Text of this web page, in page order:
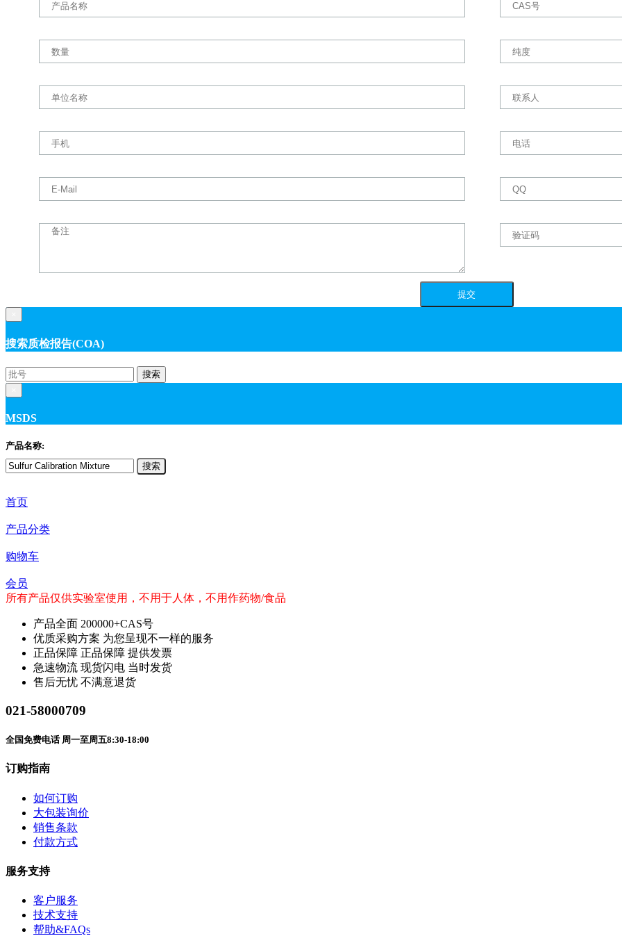
搜索质检报告(COA)
搜索
MSDS
产品名称:
搜索
首页
产品分类
购物车
会员
所有产品仅供实验室使用，不用于人体，不用作药物/食品
产品全面 200000+CAS号
优质采购方案 为您呈现不一样的服务
正品保障 正品保障 提供发票
急速物流 现货闪电 当时发货
售后无忧 不满意退货
021-58000709
全国免费电话 周一至周五8:30-18:00
订购指南
如何订购
大包装询价
销售条款
付款方式
服务支持
客户服务
技术支持
帮助&FAQs